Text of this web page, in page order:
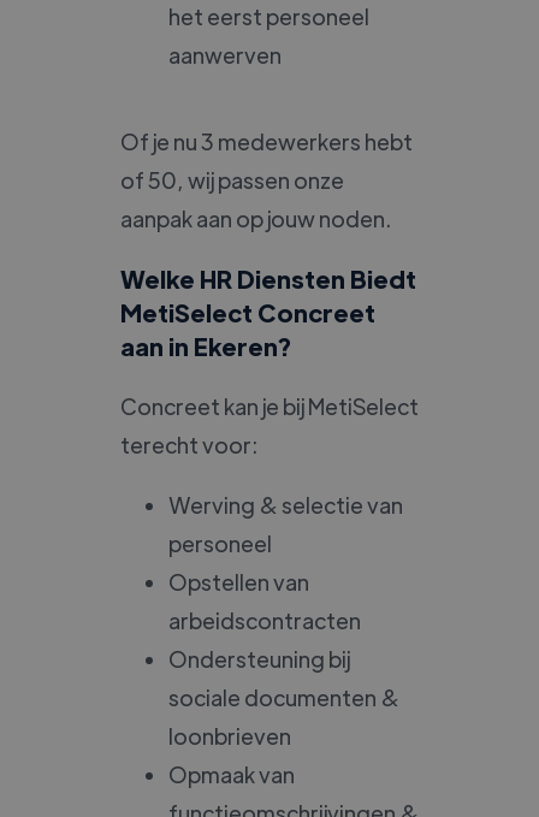
het eerst personeel
aanwerven
Of je nu 3 medewerkers hebt
of 50, wij passen onze
aanpak aan op jouw noden.
Welke HR Diensten Biedt
MetiSelect Concreet
aan in Ekeren?
Concreet kan je bij MetiSelect
terecht voor:
Werving & selectie van
personeel
Opstellen van
arbeidscontracten
Ondersteuning bij
sociale documenten &
loonbrieven
Opmaak van